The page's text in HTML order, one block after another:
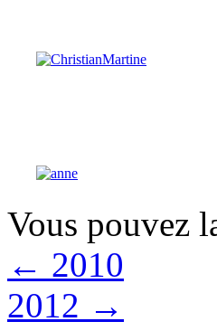
Vous pouvez
← 2010
2012 →